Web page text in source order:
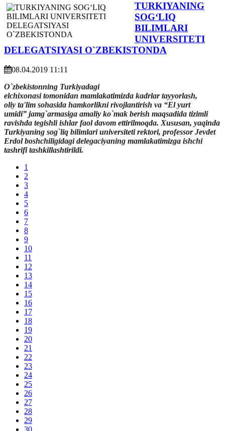
TURKIYANING
SOGʻLIQ
BILIMLARI
UNIVERSITETI
DELEGATSIYASI O`ZBEKISTONDA
08.04.2019 11:11
O`zbekistonning Turkiyadagi
elchixonasitomonidan mamlakatimizda kadrlar tayyorlash,
oliy ta'lim sohasida hamkorlikni rivojlantirish va “El yurt
umidi” jamg`armasiga amaliy ko`mak berish maqsadida tizimli
ravishda tegishli ishlar faol davom ettirilmoqda. Xususan, yaqinda
Turkiyaning sog`liq bilimlari universiteti rektori, professor Jevdet
Erdol boshchiligidagi delegaciyaning mamlakatimizga ishchi
tashrifi tashkillashtirildi.
1
2
3
4
5
6
7
8
9
10
11
12
13
14
15
16
17
18
19
20
21
22
23
24
25
26
27
28
29